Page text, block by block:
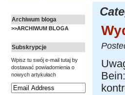
Archiwum bloga
>>ARCHIWUM BLOGA
Subskrypcje
Wpisz tu swój e-mail tutaj by
dostawać powiadomienia o
nowych artykułach